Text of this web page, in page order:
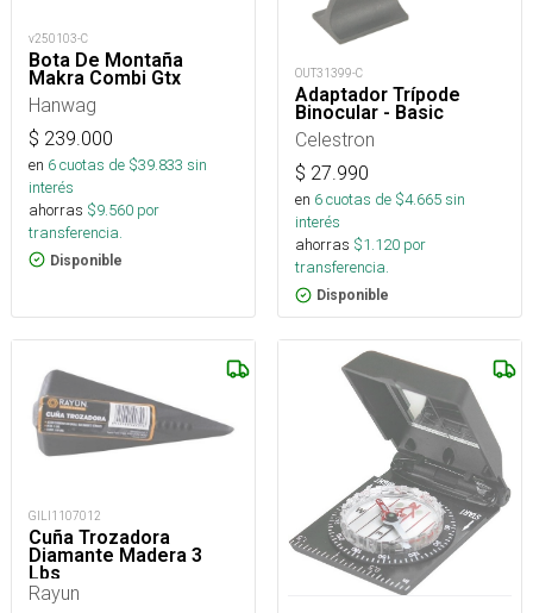
v250103-C
Bota De Montaña
Makra Combi Gtx
Hanwag
$ 239.000
en 6cuotas de $39.833 sin
interés
ahorras $9.560 por
transferencia.
Disponible
OUT31399-C
Adaptador Trípode
Binocular - Basic
Celestron
$ 27.990
en 6cuotas de $4.665sin
interés
ahorras $1.120 por
transferencia.
Disponible
GILI1107012
Cuña Trozadora
Diamante Madera 3
Lbs
Rayun